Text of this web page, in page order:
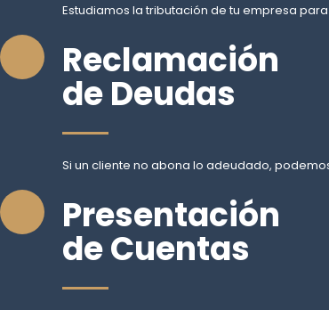
Estudiamos la tributación de tu empresa
Reclamación
de Deudas
Si un cliente no abona lo adeudado,
Presentación
de Cuentas